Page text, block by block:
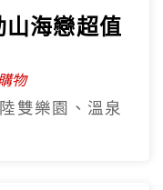
海戀超值
物
雙樂園、溫泉